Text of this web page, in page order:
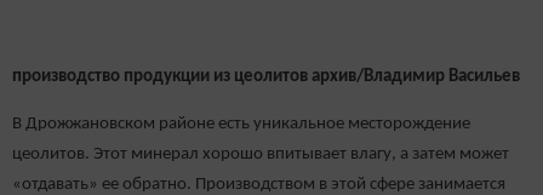
производство продукции из цеолитов архив/Владимир Васильев
В Дрожжановском районе есть уникальное месторождение
цеолитов. Этот минерал хорошо впитывает влагу, а затем может
«отдавать» ее обратно. Производством в этой сфере занимается